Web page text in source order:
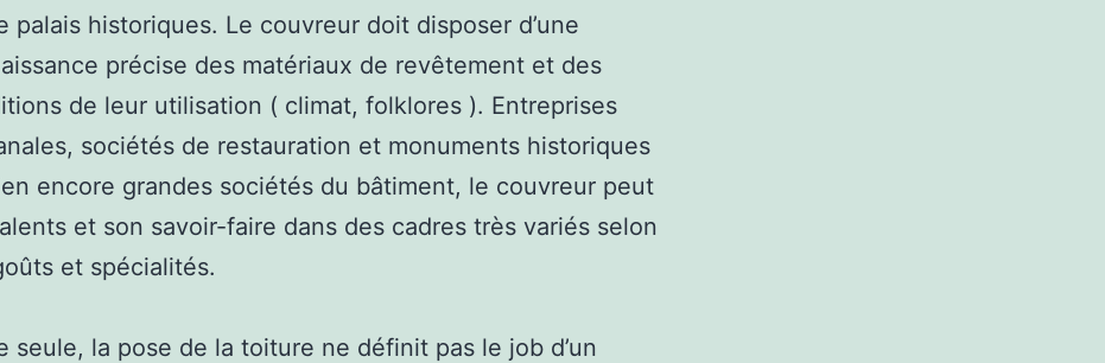
palais historiques. Le couvreur doit disposer d’une
précise des matériaux de revêtement et des
de leur utilisation ( climat, folklores ). Entreprises
sociétés de restauration et monuments historiques
encore grandes sociétés du bâtiment, le couvreur peut
et son savoir-faire dans des cadres très variés selon
et spécialités.
seule, la pose de la toiture ne définit pas le job d’un